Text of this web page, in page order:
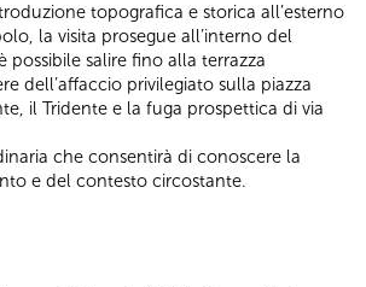
topografica e storica all’esterno
la visita prosegue all’interno del
possibile salire fino alla terrazza
dell’affaccio privilegiato sulla piazza
il Tridente e la fuga prospettica di via
che consentirà di conoscere la
e del contesto circostante.